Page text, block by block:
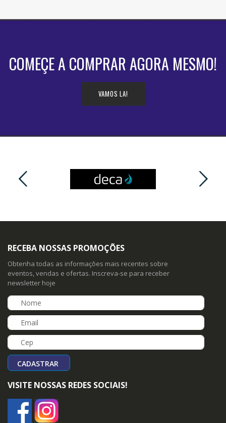
COMEÇE A COMPRAR AGORA MESMO!
VAMOS LA!
RECEBA NOSSAS PROMOÇÕES
Obtenha todas as informações mais recentes sobre
eventos, vendas e ofertas. Inscreva-se para receber
newsletter hoje
CADASTRAR
VISITE NOSSAS REDES SOCIAIS!